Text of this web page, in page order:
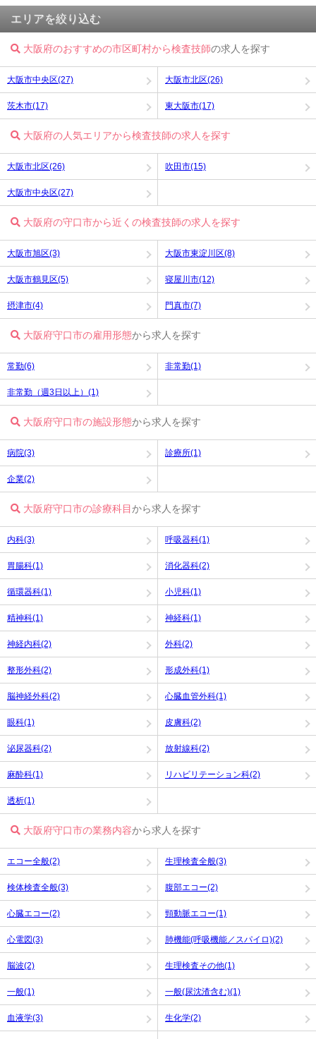
エリアを絞り込む
大阪府のおすすめの市区町村から検査技師の求人を探す
大阪市中央区(27) 大阪市北区(26)
茨木市(17) 東大阪市(17)
大阪府の人気エリアから検査技師の求人を探す
大阪市北区(26) 吹田市(15)
大阪市中央区(27)
大阪府の守口市から近くの検査技師の求人を探す
大阪市旭区(3) 大阪市東淀川区(8)
大阪市鶴見区(5) 寝屋川市(12)
摂津市(4) 門真市(7)
大阪府守口市の雇用形態から求人を探す
常勤(6) 非常勤(1)
非常勤（週3日以上）(1)
大阪府守口市の施設形態から求人を探す
病院(3) 診療所(1)
企業(2)
大阪府守口市の診療科目から求人を探す
内科(3) 呼吸器科(1)
胃腸科(1) 消化器科(2)
循環器科(1) 小児科(1)
精神科(1) 神経科(1)
神経内科(2) 外科(2)
整形外科(2) 形成外科(1)
脳神経外科(2) 心臓血管外科(1)
眼科(1) 皮膚科(2)
泌尿器科(2) 放射線科(2)
麻酔科(1) リハビリテーション科(2)
透析(1)
大阪府守口市の業務内容から求人を探す
エコー全般(2) 生理検査全般(3)
検体検査全般(3) 腹部エコー(2)
心臓エコー(2) 頸動脈エコー(1)
心電図(3) 肺機能(呼吸機能／スパイロ)(2)
脳波(2) 生理検査その他(1)
一般(1) 一般(尿沈渣含む)(1)
血液学(3) 生化学(2)